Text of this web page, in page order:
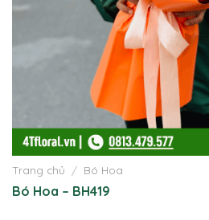
Trang chủ / Bó Hoa
Bó Hoa – BH419